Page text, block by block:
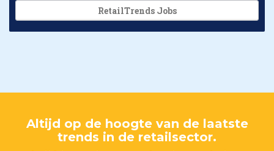
RetailTrends Jobs
Altijd op de hoogte van de laatste
trends in de retailsector.